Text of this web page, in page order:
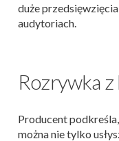
duże
audytoriach.
Rozrywka
Producent
można nie tylko